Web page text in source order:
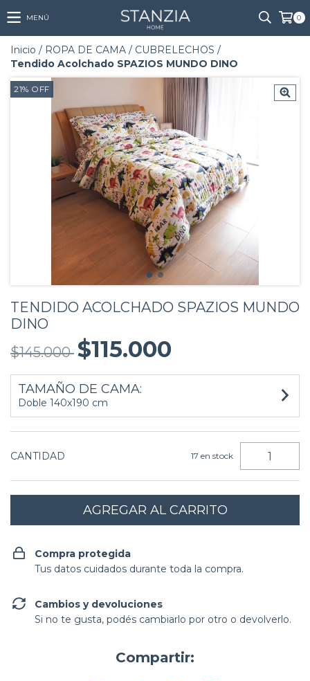
MENÚ 0
Inicio / ROPA DE CAMA / CUBRELECHOS /
Tendido Acolchado SPAZIOS MUNDO DINO
21% OFF
TENDIDO ACOLCHADO SPAZIOS MUNDO
DINO
$145.000 $115.000
TAMAÑO DE CAMA:
Doble 140x190 cm
CANTIDAD 17 en stock
Compra protegida
Tus datos cuidados durante toda la compra.
Cambios y devoluciones
Si no te gusta, podés cambiarlo por otro o devolverlo.
Compartir: